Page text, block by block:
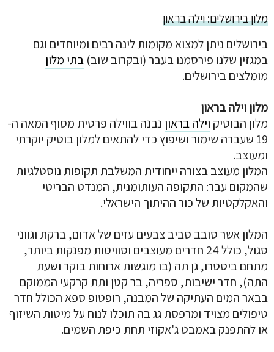
מלון בירושלים: וילה בראון
בירושלים ניתן למצוא מקומות לינה רבים ומיוחדים וגם
במגזין שלנו פירסמנו בעבר (ובקרוב שוב) בתי מלון
מומלצים בירושלים.
מלון וילה בראון
מלון הבוטיק וילה בראון נבנה בווילה פרטית מסוף המאה ה-
19 שעברה שימור ושיפוץ כדי להתאים למלון בוטיק יוקרתי
ומעוצב.
המלון מעוצב בצורה ייחודית המשלבת תקופות נוסטלגיות
שהמקום עבר: התקופה העותומנית, המנדט הבריטי
והאקלקטיות של כור ההיתוך הישראלי.
המלון אשר סובב סביב צבעים עזים של אדום, ברקת וגווני
סגול, כולל 24 חדרים מעוצבים וסוויטות מפנקות ביותר,
מתחם ביסטרו, גן תה (בו מוגשות ארוחות בוקר ושעת
התה), חדר ישיבות, ספריה, בר קטן ותת קרקעי הממוקם
בבאר המים העתיקה של המבנה, רופטופ ספא הכולל חדר
טיפולים מצויד ומרפסת גג בה תוכלו לנוח על מיטות השיזוף
או להתפנק באמבט ג'אקוזי תחת כיפת השמים.